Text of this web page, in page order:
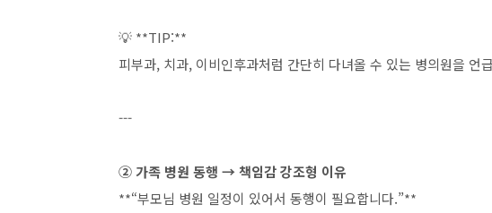
💡 **TIP:**
피부과, 치과, 이비인후과처럼 간단히 다녀올 수 있는 병의원을 언
---
② 가족 병원 동행 → 책임감 강조형 이유
**“부모님 병원 일정이 있어서 동행이 필요합니다.”**